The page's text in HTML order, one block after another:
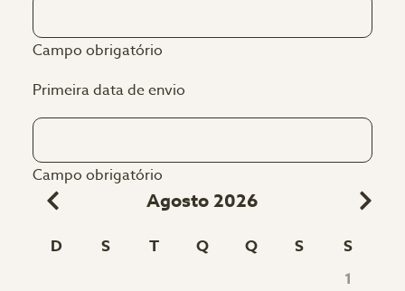
Campo obrigatório
Primeira data de envio
Campo obrigatório
Agosto 2026
D S T Q Q S S
1